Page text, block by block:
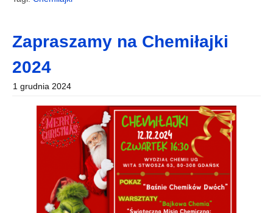
Zapraszamy na Chemiłajki
2024
1 grudnia 2024